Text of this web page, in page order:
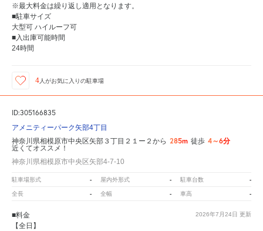
※最大料金は繰り返し適用となります。
■駐車サイズ
大型可 ハイルーフ可
■入出庫可能時間
24時間
4 人がお気に入りの駐車場
ID:305166835
アメニティーパーク矢部4丁目
神奈川県相模原市中央区矢部３丁目２１ー２から 285m 徒歩 4～6分
近くてオススメ！
神奈川県相模原市中央区矢部4-7-10
駐車場形式 - 屋内外形式 - 駐車台数 -
全長 - 全幅 - 車高 -
2026年7月24日 更新
■料金
【全日】